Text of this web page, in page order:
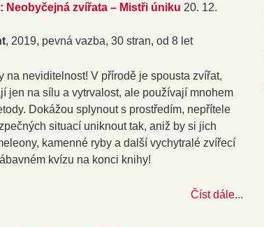
Neobyčejná zvířata – Mistři úniku 20. 12.
, 2019, pevná vazba, 30 stran, od 8 let
na neviditelnost! V přírodě je spousta zvířat,
jen na sílu a vytrvalost, ale používají mnohem
Dokážou splynout s prostředím, nepřítele
situací uniknout tak, aniž by si jich
kamenné ryby a další vychytralé zvířecí
kvízu na konci knihy!
Číst dále...